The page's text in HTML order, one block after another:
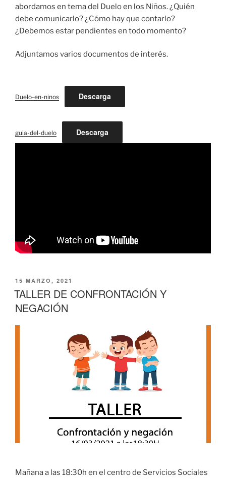
abordamos en tema del Duelo en los Niños. ¿Quién
debe comunicarlo? ¿Cómo hay que contarlo?
¿Debemos estar pendientes en todo momento?
Adjuntamos varios documentos de interés.
Duelo-en-ninos Descarga
guia-del-duelo Descarga
PUBLICADO
EL
15 MARZO, 2021
TALLER DE CONFRONTACIÓN Y
NEGACIÓN
Mañana a las 18:30h en el centro de Servicios Sociales